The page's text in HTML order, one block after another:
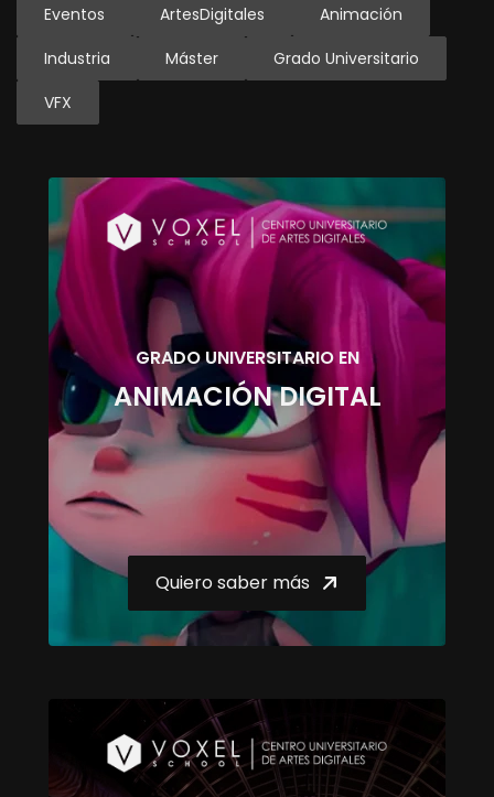
Eventos ArtesDigitales
Animación
Industria
Máster
Grado Universitario
VFX
GRADO UNIVERSITARIO EN
ANIMACIÓN DIGITAL
Quiero saber más